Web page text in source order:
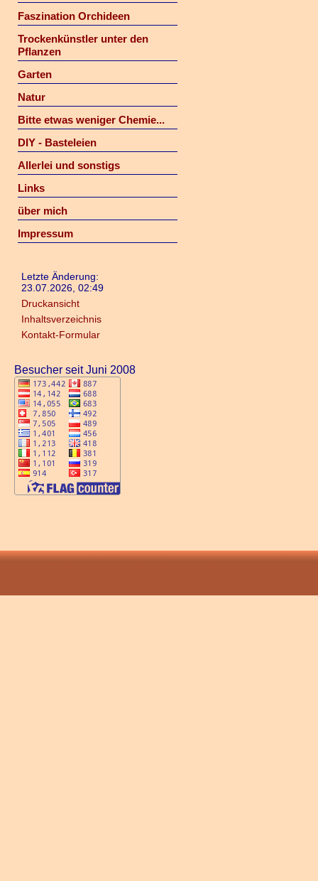
Faszination Orchideen
Trockenkünstler unter den
Pflanzen
Garten
Natur
Bitte etwas weniger Chemie...
DIY - Basteleien
Allerlei und sonstigs
Links
über mich
Impressum
Letzte Änderung:
23.07.2026, 02:49
Druckansicht
Inhaltsverzeichnis
Kontakt-Formular
Besucher seit Juni 2008